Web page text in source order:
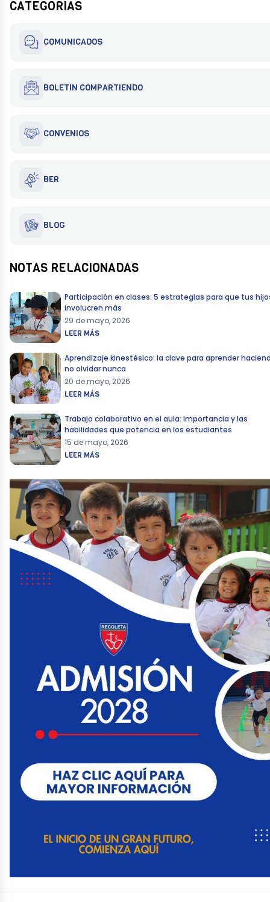
CATEGORÍAS
COMUNICADOS
BOLETIN COMPARTIENDO
CONVENIOS
BER
BLOG
NOTAS RELACIONADAS
Participación en clases: 5 estrategias para que tus
involucren más
29 de mayo, 2026
LEER MÁS
Aprendizaje kinestésico: la clave para aprender
no olvidar nunca
20 de mayo, 2026
LEER MÁS
Trabajo colaborativo en el aula: importancia y las
habilidades que potencia en los estudiantes
15 de mayo, 2026
LEER MÁS